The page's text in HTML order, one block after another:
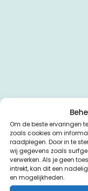
Om de beste ervaringen
zoals cookies om
raadplegen. Door in te
wij gegevens zoals
verwerken. Als je geen
intrekt, kan dit een
en mogelijkheden.